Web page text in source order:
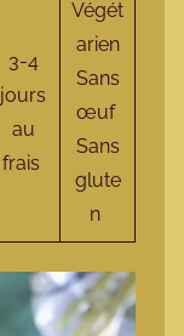
3-4
jours
au
frais
Végét
arien
Sans
œuf
Sans
glute
n